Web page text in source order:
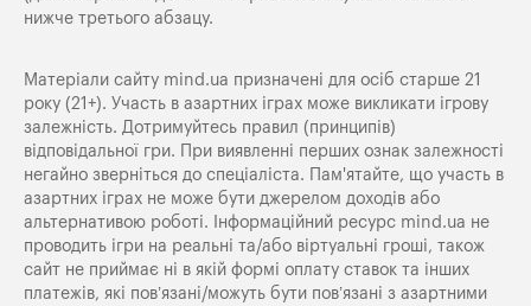
нижче третього абзацу.
Матеріали сайту mind.ua призначені для осіб старше 21
року (21+). Участь в азартних іграх може викликати ігрову
залежність. Дотримуйтесь правил (принципів)
відповідальної гри. При виявленні перших ознак залежності
негайно зверніться до спеціаліста. Пам'ятайте, що участь в
азартних іграх не може бути джерелом доходів або
альтернативою роботі. Інформаційний ресурс mind.ua не
проводить ігри на реальні та/або віртуальні гроші, також
сайт не приймає ні в якій формі оплату ставок та інших
платежів, які пов’язані/можуть бути пов’язані з азартними